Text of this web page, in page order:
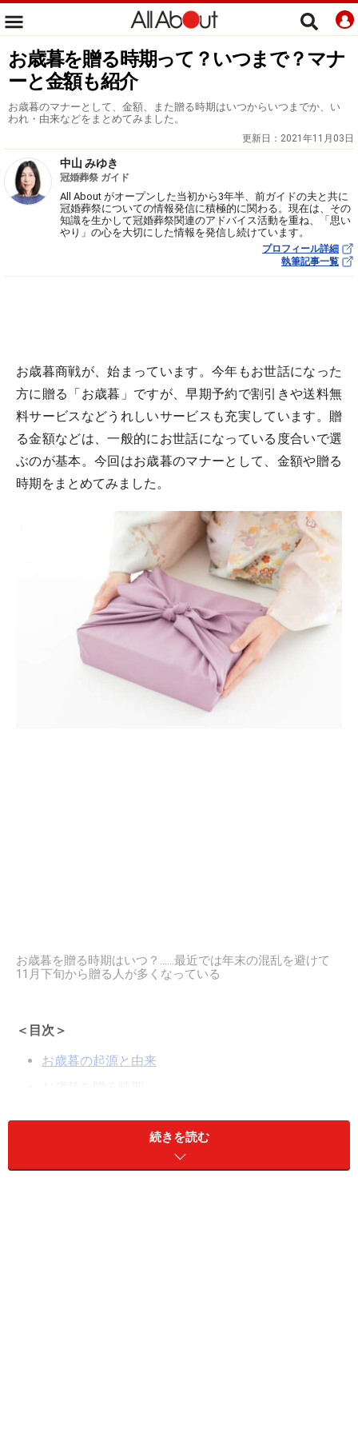
お歳暮を贈る時期って？いつまで？マナ
ーと金額も紹介
お歳暮のマナーとして、金額、また贈る時期はいつからいつまでか、い
われ・由来などをまとめてみました。
更新日： 2021年11月03日
中山 みゆき
冠婚葬祭 ガイド
All About がオープンした当初から3年半、前ガイドの夫と共に
冠婚葬祭についての情報発信に積極的に関わる。現在は、その
知識を生かして冠婚葬祭関連のアドバイス活動を重ね、「思い
やり」の心を大切にした情報を発信し続けています。
プロフィール詳細
執筆記事一覧
お歳暮商戦が、始まっています。今年もお世話になった
方に贈る「お歳暮」ですが、早期予約で割引きや送料無
料サービスなどうれしいサービスも充実しています。贈
る金額などは、一般的にお世話になっている度合いで選
ぶのが基本。今回はお歳暮のマナーとして、金額や贈る
時期をまとめてみました。
お歳暮を贈る時期はいつ？……最近では年末の混乱を避けて
11月下旬から贈る人が多くなっている
＜目次＞
お歳暮の起源と由来
最近のお歳暮事情とは？
贈りたいもの(最近の傾向は？）
続きを読む